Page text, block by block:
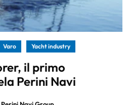
Varo Yacht industry
il primo
Perini Navi